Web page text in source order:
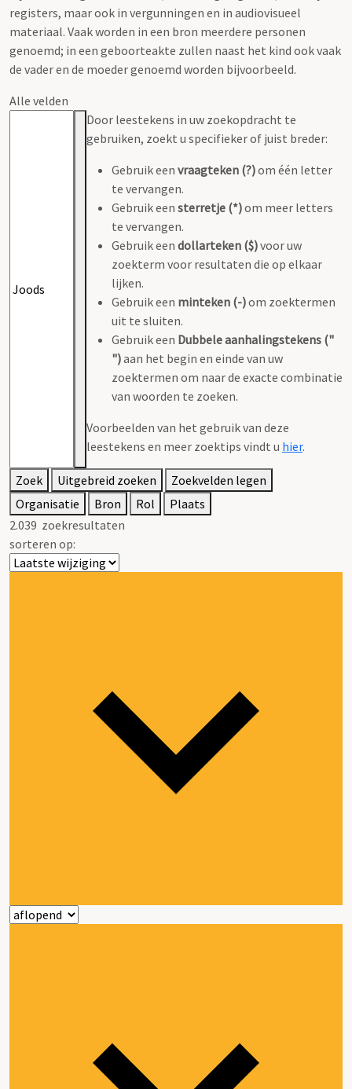
registers, maar ook in vergunningen en in audiovisueel
materiaal. Vaak worden in een bron meerdere personen
genoemd; in een geboorteakte zullen naast het kind ook vaak
de vader en de moeder genoemd worden bijvoorbeeld.
Alle velden
Door leestekens in uw zoekopdracht te
gebruiken, zoekt u specifieker of juist breder:
Gebruik een vraagteken (?)om één letter
te vervangen.
Gebruik een sterretje (*)om meer letters
te vervangen.
Gebruik een dollarteken ($)voor uw
zoekterm voor resultaten die op elkaar
lijken.
Gebruik een minteken (-)om zoektermen
uit te sluiten.
Gebruik een Dubbele aanhalingstekens ("
")aan het begin en einde van uw
zoektermen om naar de exacte combinatie
van woorden te zoeken.
Voorbeelden van het gebruik van deze
leestekens en meer zoektips vindt u hier.
Zoek Uitgebreid zoeken
Zoekvelden legen
Organisatie
Bron Rol
Plaats
2.039 zoekresultaten
sorteren op: